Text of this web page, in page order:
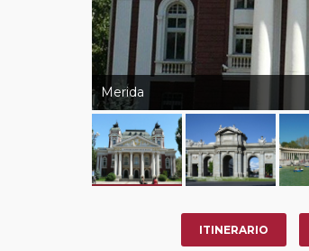
Merida
ITINERARIO